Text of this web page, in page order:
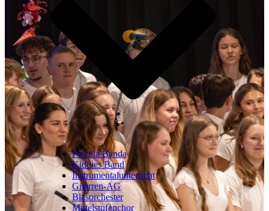
Piccola Banda
Kiddies Band
Instrumentalunterricht
Gitarren-AG
Blasorchester
Mittelstufenchor
18.10.2025,
Abschlusskonzert
19
Uhr